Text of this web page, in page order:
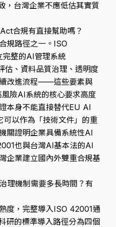
，台灣企業不應低估其實質
合規有直接幫助嗎？
規路徑之一。ISO
整的AI管理系統
估、資料品質治理、透明度
改進流程——這些要素與
險AI系統的核心要求高度
本身不能直接替代EU AI
以作為「技術文件」的重
關證明企業具備系統性AI
也與台灣AI基本法的AI
企業建立國內外雙重合規基
理機制需要多長時間？有
度，完整導入ISO 42001通
研的標準導入路徑分為四個